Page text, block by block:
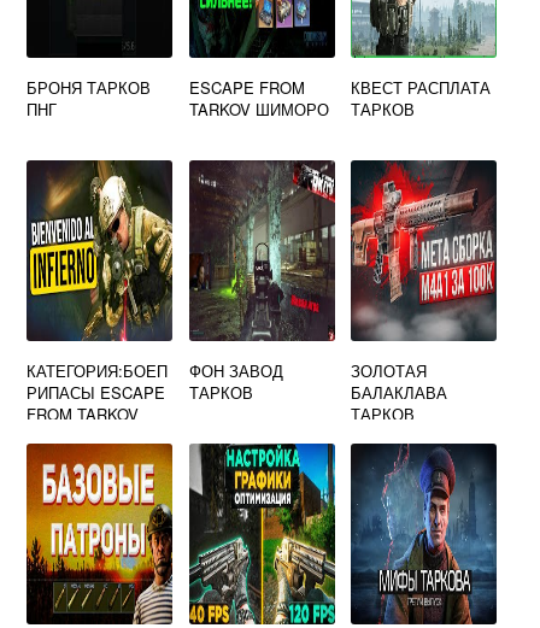
БРОНЯ ТАРКОВ
ПНГ
ESCAPE FROM
TARKOV ШИМОРО
КВЕСТ РАСПЛАТА
ТАРКОВ
КАТЕГОРИЯ:БОЕП
РИПАСЫ ESCAPE
FROM TARKOV
ФОН ЗАВОД
ТАРКОВ
ЗОЛОТАЯ
БАЛАКЛАВА
ТАРКОВ